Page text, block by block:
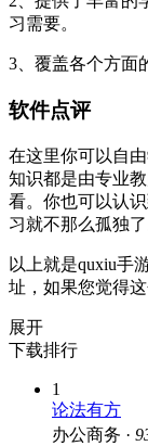
习需要。
3、覆盖各个方面
软件点评
在这里你可以自
知识都是由专业
看。你也可以认
习就不那么孤独了
以上就是quxiu手
址，如果您觉得
展开
下载排行
1
论法有方
办公商务 ·